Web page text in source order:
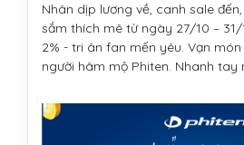
Nhân dịp lương về, canh sale
sắm thích mê từ ngày 27/10 –
2% - tri ân fan mến yêu. Vạn
người hâm mộ Phiten. Nhanh tay